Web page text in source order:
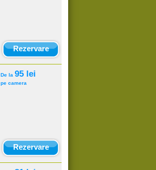
Rezervare
De la 95 lei
pe camera
Rezervare